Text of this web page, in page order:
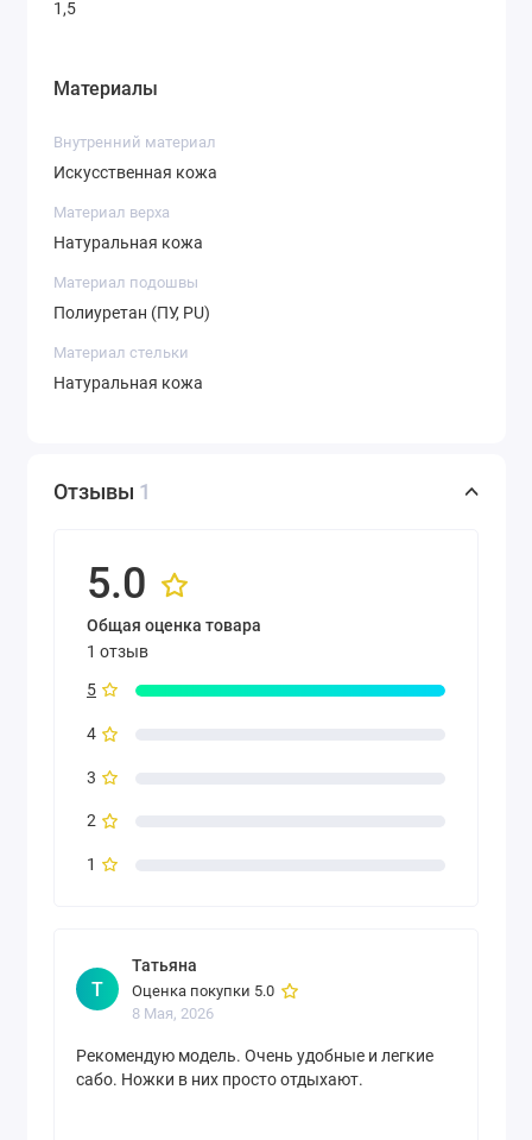
1,5
Материалы
Внутренний материал
Искусственная кожа
Материал верха
Натуральная кожа
Материал подошвы
Полиуретан (ПУ, PU)
Материал стельки
Натуральная кожа
Отзывы 1
5.0
Общая оценка товара
1 отзыв
5
4
3
2
1
Т
Татьяна
Оценка покупки 5.0
8 Мая, 2026
Рекомендую модель. Очень удобные и легкие
сабо. Ножки в них просто отдыхают.